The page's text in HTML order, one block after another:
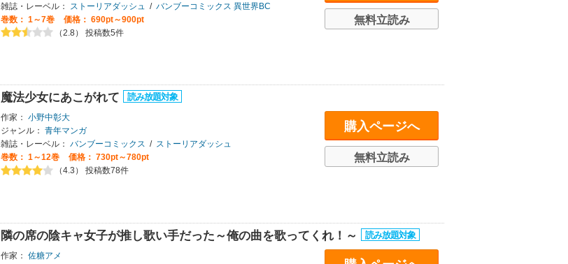
雑誌・レーベル：
ストーリアダッシュ / バンブーコミックス 異世界BC
巻数： 1～7巻
価格： 690pt～900pt
（2.8） 投稿数5件
無料立読み
魔法少女にあこがれて
作家： 小野中彰大
ジャンル： 青年マンガ
雑誌・レーベル： バンブーコミックス / ストーリアダッシュ
巻数： 1～12巻
価格： 730pt～780pt
（4.3） 投稿数78件
購入ページへ
無料立読み
隣の席の陰キャ女子が推し歌い手だった～俺の曲を歌ってくれ！～
作家： 佐糖アメ